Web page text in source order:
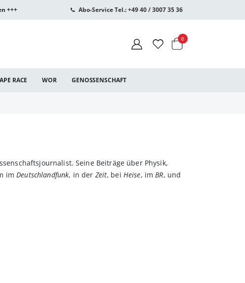
+++ Abo-Service Tel.: +49 40 / 3007 35 36
Warenkorb
0Artikel
RACE WOR GENOSSENSCHAFT
Seine Beiträge über Physik,
imDeutschlandfunk, in der Zeit, bei Heise, imBR, und